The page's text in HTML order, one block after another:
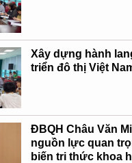
Xây dựng hành
triển đô thị Việt
ĐBQH Châu Văn
nguồn lực quan
biến tri thức khoa